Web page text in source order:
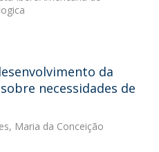
da
necessidades de
Maria da Conceição